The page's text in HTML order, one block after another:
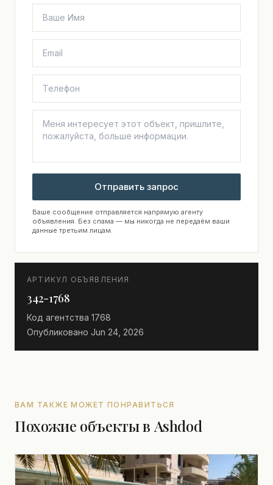
Отправить запрос
Ваше сообщение отправляется напрямую агенту
объявления. Без спама — мы никогда не передаём ваши
данные третьим лицам.
АРТИКУЛ ОБЪЯВЛЕНИЯ
342-1768
Код агентства 1768
Опубликовано Jun 24, 2026
ВАМ ТАКЖЕ МОЖЕТ ПОНРАВИТЬСЯ
Похожие объекты в Ashdod